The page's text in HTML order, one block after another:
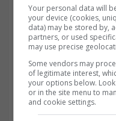
Tutti quei
lo scorso 8
aumento nella
quale motivo? La
Concezione è
festivo, la
Your personal data will
your device (cookies,
data) may be stored by,
partners, or used
may use precise
Some vendors may
of legitimate interest,
your options below.
or in the site menu to
and cookie settings.